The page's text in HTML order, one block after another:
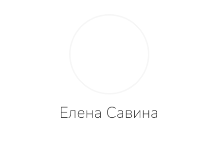
Елена Савина